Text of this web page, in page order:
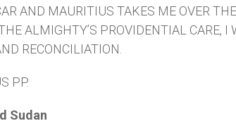
AND MAURITIUS TAKES ME OVER
ALMIGHTY’S PROVIDENTIAL CARE,
RECONCILIATION.
PP.
Sudan